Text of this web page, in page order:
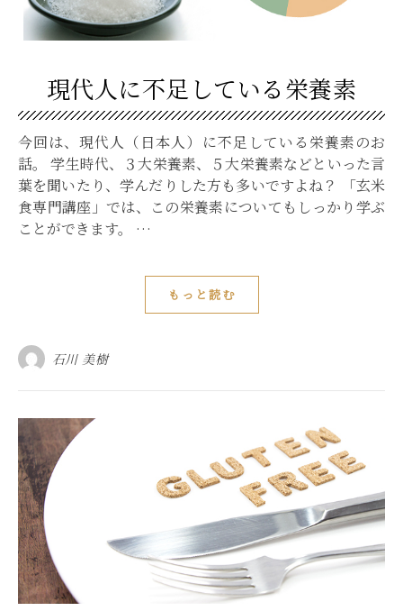
現代人に不足している栄養素
今回は、現代人（日本人）に不足している栄養素のお
話。 学生時代、３大栄養素、５大栄養素などといった言
葉を聞いたり、学んだりした方も多いですよね？ 「玄米
食専門講座」では、この栄養素についてもしっかり学ぶ
ことができます。 …
もっと読む
石川 美樹